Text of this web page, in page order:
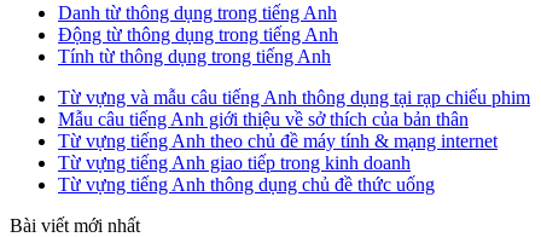
Danh từ thông dụng trong tiếng Anh
Động từ thông dụng trong tiếng Anh
Tính từ thông dụng trong tiếng Anh
Từ vựng và mẫu câu tiếng Anh thông dụng tại rạp chiếu phim
Mẫu câu tiếng Anh giới thiệu về sở thích của bản thân
Từ vựng tiếng Anh theo chủ đề máy tính & mạng internet
Từ vựng tiếng Anh giao tiếp trong kinh doanh
Từ vựng tiếng Anh thông dụng chủ đề thức uống
Bài viết mới nhất